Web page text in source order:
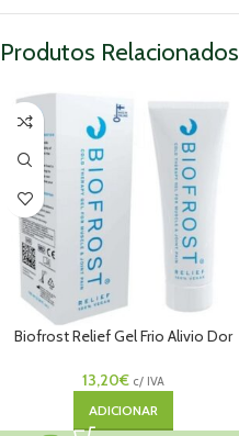
Produtos Relacionados
Biofrost Relief Gel Frio Alivio Dor
13,20€ c/ IVA
ADICIONAR